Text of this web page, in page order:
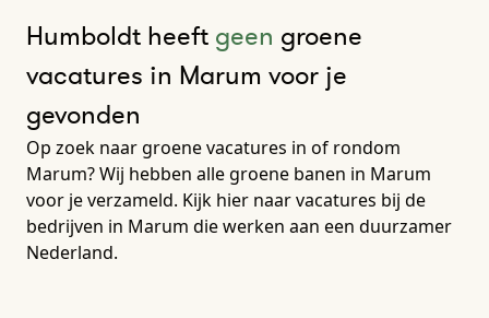
Humboldt heeft geen groene
vacatures in Marum voor je
gevonden
Op zoek naar groene vacatures in of rondom
Marum? Wij hebben alle groene banen in Marum
voor je verzameld. Kijk hier naar vacatures bij de
bedrijven in Marum die werken aan een duurzamer
Nederland.